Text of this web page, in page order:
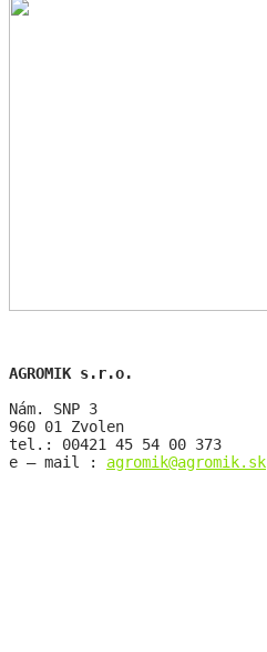
AGROMIK s.r.o.
Nám. SNP 3
960 01 Zvolen
tel.: 00421 45 54 00 373
e – mail : agromik@agromik.sk